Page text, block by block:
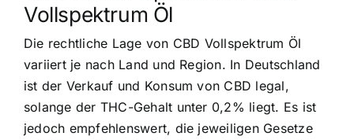
Vollspektrum Öl
Die rechtliche Lage von CBD Vollspektrum Öl
variiert je nach Land und Region. In Deutschland
ist der Verkauf und Konsum von CBD legal,
solange der THC-Gehalt unter 0,2% liegt. Es ist
jedoch empfehlenswert, die jeweiligen Gesetze